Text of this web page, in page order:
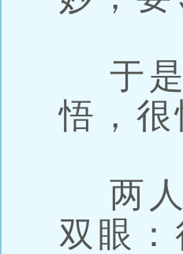
于是
悟，
两人
双眼